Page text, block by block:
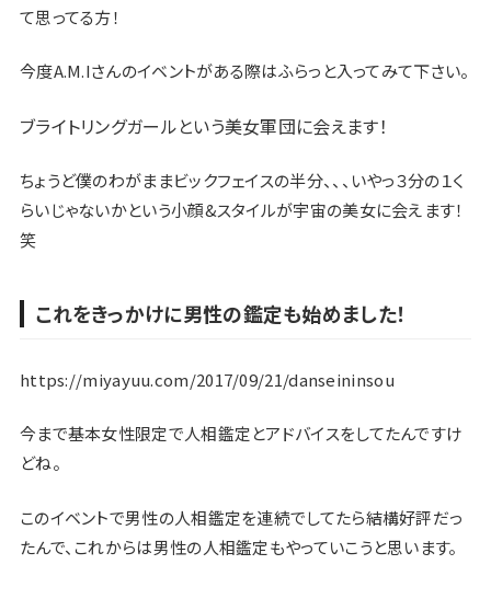
て思ってる方！
今度A.M.Iさんのイベントがある際はふらっと入ってみて下さい。
ブライトリングガールという美女軍団に会えます！
ちょうど僕のわがままビックフェイスの半分、、、いやっ３分の１く
らいじゃないかという小顔&スタイルが宇宙の美女に会えます！
笑
これをきっかけに男性の鑑定も始めました！
https://miyayuu.com/2017/09/21/danseininsou
今まで基本女性限定で人相鑑定とアドバイスをしてたんですけ
どね。
このイベントで男性の人相鑑定を連続でしてたら結構好評だっ
たんで、これからは男性の人相鑑定もやっていこうと思います。